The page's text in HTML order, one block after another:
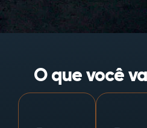
O que você